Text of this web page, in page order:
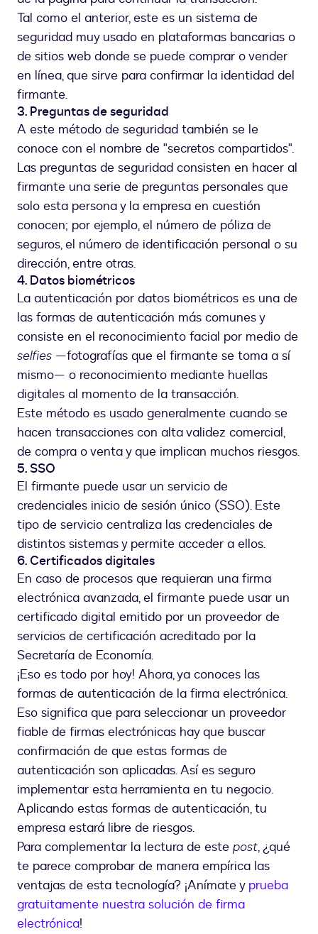
Tal como el anterior, este es un sistema de
seguridad muy usado en plataformas bancarias o
de sitios web donde se puede comprar o vender
en línea, que sirve para confirmar la identidad del
firmante.
3. Preguntas de seguridad
A este método de seguridad también se le
conoce con el nombre de "secretos compartidos".
Las preguntas de seguridad consisten en hacer al
firmante una serie de preguntas personales que
solo esta persona y la empresa en cuestión
conocen; por ejemplo, el número de póliza de
seguros, el número de identificación personal o su
dirección, entre otras.
4. Datos biométricos
La autenticación por datos biométricos es una de
las formas de autenticación más comunes y
consiste en el reconocimiento facial por medio de
selfies —fotografías que el firmante se toma a sí
mismo— o reconocimiento mediante huellas
digitales al momento de la transacción.
Este método es usado generalmente cuando se
hacen transacciones con alta validez comercial,
de compra o venta y que implican muchos riesgos.
5. SSO
El firmante puede usar un servicio de
credenciales inicio de sesión único (SSO). Este
tipo de servicio centraliza las credenciales de
distintos sistemas y permite acceder a ellos.
6. Certificados digitales
En caso de procesos que requieran una firma
electrónica avanzada, el firmante puede usar un
certificado digital emitido por un proveedor de
servicios de certificación acreditado por la
Secretaría de Economía.
¡Eso es todo por hoy! Ahora, ya conoces las
formas de autenticación de la firma electrónica.
Eso significa que para seleccionar un proveedor
fiable de firmas electrónicas hay que buscar
confirmación de que estas formas de
autenticación son aplicadas. Así es seguro
implementar esta herramienta en tu negocio.
Aplicando estas formas de autenticación, tu
empresa estará libre de riesgos.
Para complementar la lectura de este post, ¿qué
te parece comprobar de manera empírica las
ventajas de esta tecnología? ¡Anímate y prueba
gratuitamente nuestra solución de firma
electrónica!